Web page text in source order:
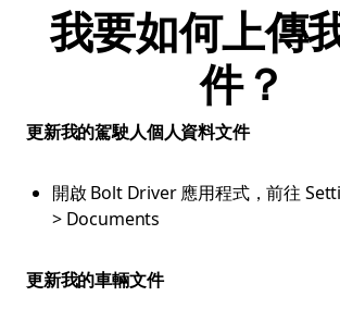
我要如何上傳
件？
更新我的駕駛人個人資料文件
開啟 Bolt Driver 應用程式，前往
> Documents
更新我的車輛文件